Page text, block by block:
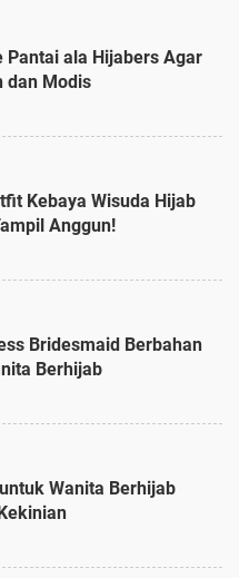
Pantai ala Hijabers Agar
dan Modis
Kebaya Wisuda Hijab
Anggun!
Bridesmaid Berbahan
Wanita Berhijab
Wanita Berhijab